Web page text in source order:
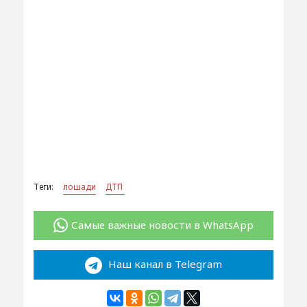
Теги: лошади ДТП
Самые важные новости в WhatsApp
Наш канал в Telegram